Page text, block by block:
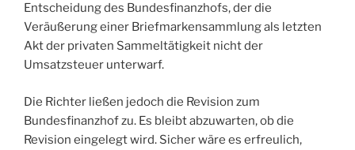
Entscheidung des Bundesfinanzhofs, der die
Veräußerung einer Briefmarkensammlung als letzten
Akt der privaten Sammeltätigkeit nicht der
Umsatzsteuer unterwarf.
Die Richter ließen jedoch die Revision zum
Bundesfinanzhof zu. Es bleibt abzuwarten, ob die
Revision eingelegt wird. Sicher wäre es erfreulich,